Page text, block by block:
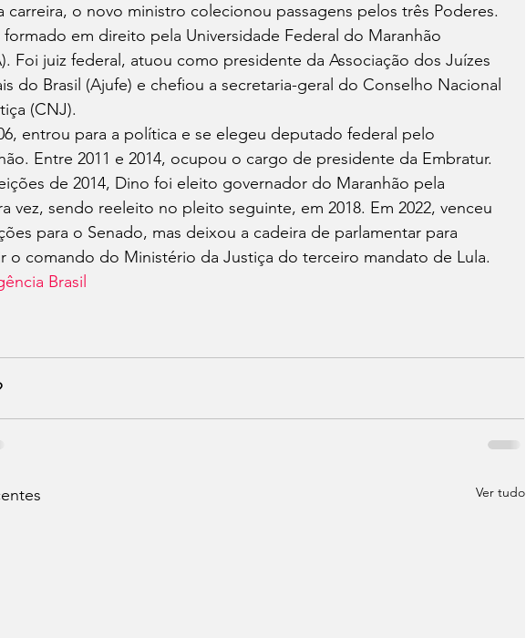
carreira, o novo ministro colecionou passagens pelos três Poderes.
formado em direito pela Universidade Federal do Maranhão
Foi juiz federal, atuou como presidente da Associação dos Juízes
do Brasil (Ajufe) e chefiou a secretaria-geral do Conselho Nacional
(CNJ).
entrou para a política e se elegeu deputado federal pelo
Entre 2011 e 2014, ocupou o cargo de presidente da Embratur.
de 2014, Dino foi eleito governador do Maranhão pela
vez, sendo reeleito no pleito seguinte, em 2018. Em 2022, venceu
para o Senado, mas deixou a cadeira de parlamentar para
o comando do Ministério da Justiça do terceiro mandato de Lula.
Brasil
Ver tudo